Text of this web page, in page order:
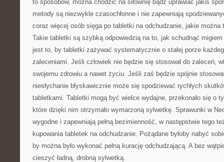
to sposobów, można chodzić na siłownię bądź uprawiać jakiś
metody są niezwykle czasochłonne i nie zapewniają
coraz więcej osób sięga po tabletki na odchudzanie, jakie można
Takie tabletki są szybką odpowiedzią na to, jak schudnąć
jest to, by tabletki zażywać systematycznie o stałej porze
zaleceniami. Jeśli człowiek nie będzie się stosował do zaleceń,
swojemu zdrowiu a nawet życiu. Jeśli zaś będzie spójnie
niesłychanie błyskawicznie może się spodziewać rychłych
tabletkami. Tabletki mogą być wielce wydajne, przekonało się o
które dzięki nim otrzymało wymarzoną sylwetkę. Sprawunki w
wygodne i zapewniają pełną bezimienność, w następstwie tego
kupowania tabletek na odchudzanie. Pożądane byłoby nabyć
by można było wykonać pełną kurację odchudzającą. A bez
cieszyć ładną, drobną sylwetką.